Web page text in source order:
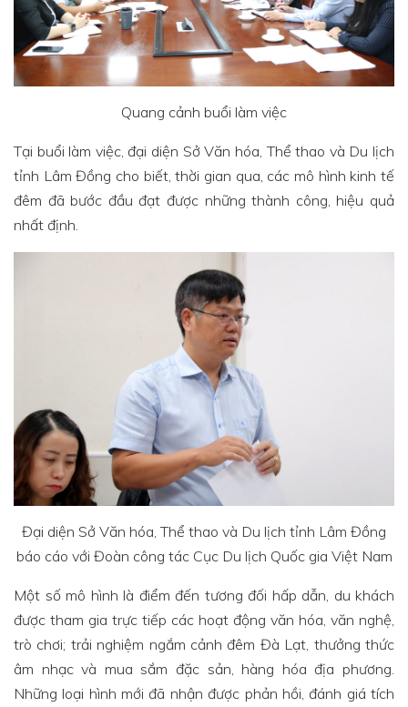
Quang cảnh buổi làm việc
Tại buổi làm việc, đại diện Sở Văn hóa, Thể thao và Du lịch
tỉnh Lâm Đồng cho biết, thời gian qua, các mô hình kinh tế
đêm đã bước đầu đạt được những thành công, hiệu quả
nhất định.
Đại diện Sở Văn hóa, Thể thao và Du lịch tỉnh Lâm Đồng
báo cáo với Đoàn công tác Cục Du lịch Quốc gia Việt Nam
Một số mô hình là điểm đến tương đối hấp dẫn, du khách
được tham gia trực tiếp các hoạt động văn hóa, văn nghệ,
trò chơi; trải nghiệm ngắm cảnh đêm Đà Lạt, thưởng thức
âm nhạc và mua sắm đặc sản, hàng hóa địa phương.
Những loại hình mới đã nhận được phản hồi, đánh giá tích